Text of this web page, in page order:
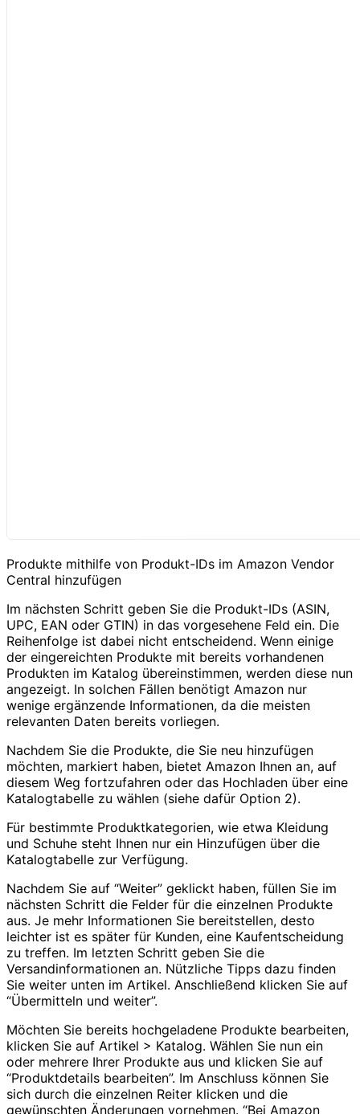
Produkte mithilfe von Produkt-IDs im Amazon Vendor
Central hinzufügen
Im nächsten Schritt geben Sie die Produkt-IDs (ASIN,
UPC, EAN oder GTIN) in das vorgesehene Feld ein. Die
Reihenfolge ist dabei nicht entscheidend. Wenn einige
der eingereichten Produkte mit bereits vorhandenen
Produkten im Katalog übereinstimmen, werden diese nun
angezeigt. In solchen Fällen benötigt Amazon nur
wenige ergänzende Informationen, da die meisten
relevanten Daten bereits vorliegen.
Nachdem Sie die Produkte, die Sie neu hinzufügen
möchten, markiert haben, bietet Amazon Ihnen an, auf
diesem Weg fortzufahren oder das Hochladen über eine
Katalogtabelle zu wählen (siehe dafür Option 2).
Für bestimmte Produktkategorien, wie etwa Kleidung
und Schuhe steht Ihnen nur ein Hinzufügen über die
Katalogtabelle zur Verfügung.
Nachdem Sie auf “Weiter” geklickt haben, füllen Sie im
nächsten Schritt die Felder für die einzelnen Produkte
aus. Je mehr Informationen Sie bereitstellen, desto
leichter ist es später für Kunden, eine Kaufentscheidung
zu treffen. Im letzten Schritt geben Sie die
Versandinformationen an. Nützliche Tipps dazu finden
Sie weiter unten im Artikel. Anschließend klicken Sie auf
“Übermitteln und weiter”.
Möchten Sie bereits hochgeladene Produkte bearbeiten,
klicken Sie auf Artikel > Katalog. Wählen Sie nun ein
oder mehrere Ihrer Produkte aus und klicken Sie auf
“Produktdetails bearbeiten”. Im Anschluss können Sie
sich durch die einzelnen Reiter klicken und die
gewünschten Änderungen vornehmen. “Bei Amazon